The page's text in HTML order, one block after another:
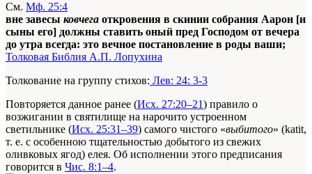
См. Мф. 25:4
вне завесы ковчега откровения в скинии собрания Аарон [и
сыны его] должны ставить оный пред Господом от вечера
до утра всегда: это вечное постановление в роды ваши;
Толковая Библия А.П. Лопухина
Толкование на группу стихов: Лев: 24: 3-3
Повторяется данное ранее (Исх. 27:20–21) правило о
возжигании в святилище на нарочито устроенном
светильнике (Исх. 25:31–39) самого чистого «выбитого» (katit,
т. е. с особенною тщательностью добытого из свежих
оливковых ягод) елея. Об исполнении этого предписания
говорится в Чис. 8:1–4.